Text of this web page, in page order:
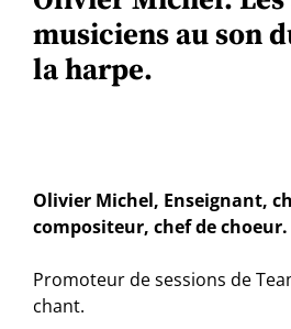
musiciens au son
la harpe.
Olivier Michel, Enseignant,
compositeur, chef de choeur.
Promoteur de sessions de
chant.